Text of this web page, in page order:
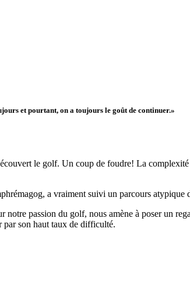
et pourtant, on a toujours le goût de continuer.»
le golf. Un coup de foudre! La
a vraiment suivi un parcours
passion du golf, nous amène à poser un
par son haut taux de difficulté.